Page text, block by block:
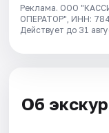
Реклама. ООО
ОПЕРАТОР", ИНН:
Действует до 31
Об